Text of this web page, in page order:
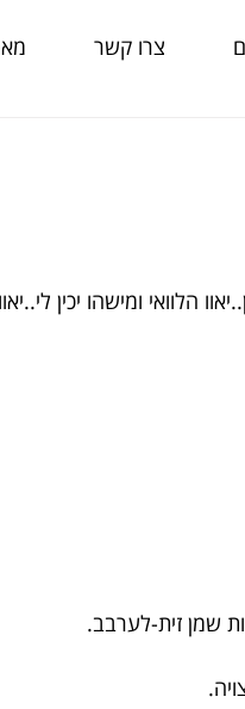
צרו קשר
הלוואי ומישהו יכין
שמן זית-לערבב.